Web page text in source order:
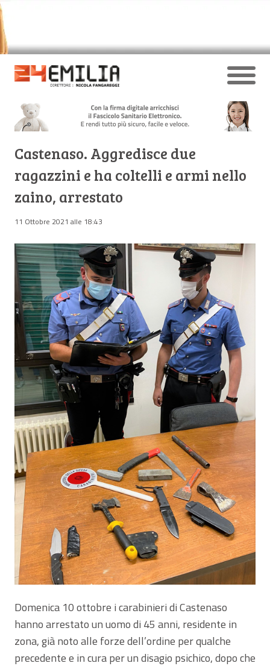
Castenaso. Aggredisce due
ragazzini e ha coltelli e armi nello
zaino, arrestato
11 Ottobre 2021 alle 18:43
Domenica 10 ottobre i carabinieri di Castenaso
hanno arrestato un uomo di 45 anni, residente in
zona, già noto alle forze dell’ordine per qualche
precedente e in cura per un disagio psichico, dopo che